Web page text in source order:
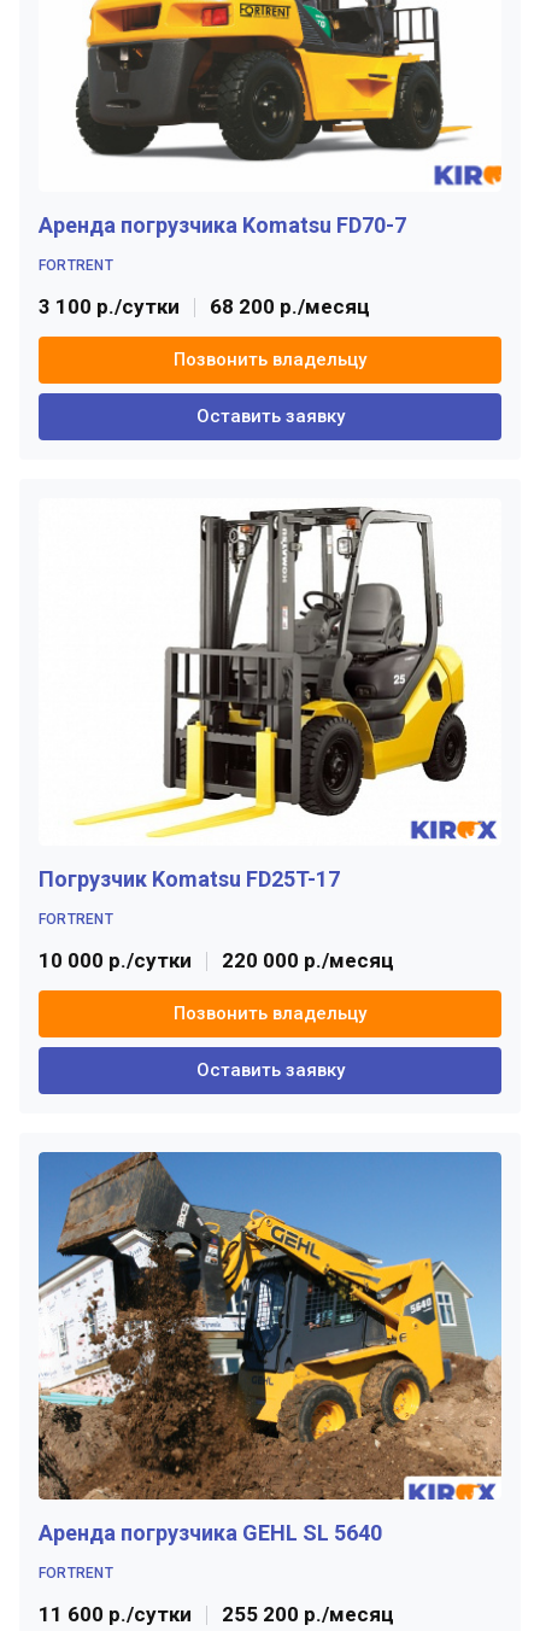
Аренда погрузчика Komatsu FD70-7
FORTRENT
3 100 р./сутки 68 200 р./месяц
Позвонить владельцу
Оставить заявку
Погрузчик Komatsu FD25T-17
FORTRENT
10 000 р./сутки 220 000 р./месяц
Позвонить владельцу
Оставить заявку
Аренда погрузчика GEHL SL 5640
FORTRENT
11 600 р./сутки 255 200 р./месяц